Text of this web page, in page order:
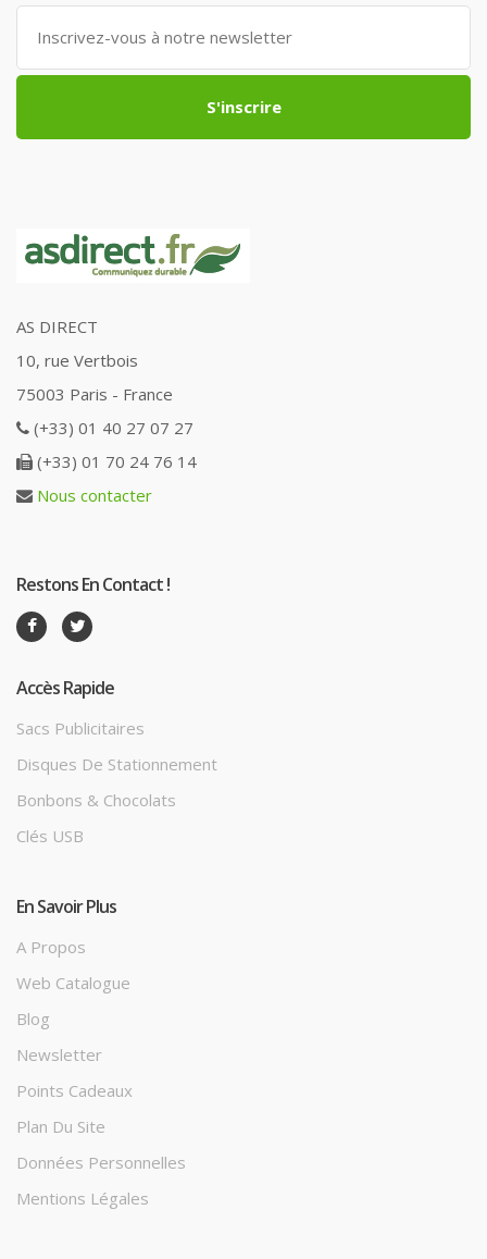
S'inscrire
AS DIRECT
10, rue Vertbois
75003 Paris - France
(+33) 01 40 27 07 27
(+33) 01 70 24 76 14
Nous contacter
Restons En Contact !
Accès Rapide
Sacs Publicitaires
Disques De Stationnement
Bonbons & Chocolats
Clés USB
En Savoir Plus
A Propos
Web Catalogue
Blog
Newsletter
Points Cadeaux
Plan Du Site
Données Personnelles
Mentions Légales